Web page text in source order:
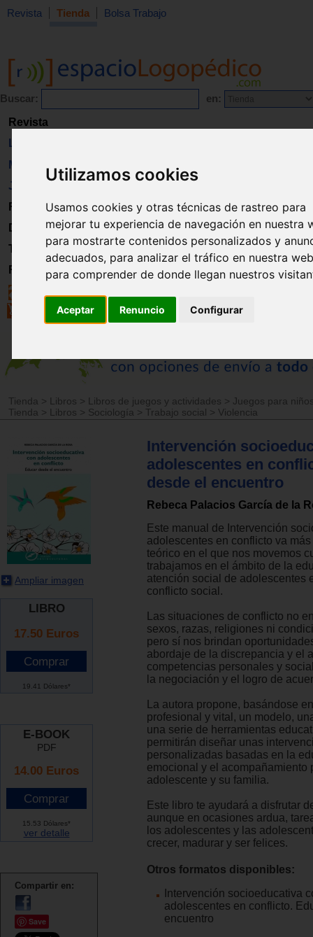
Utilizamos cookies
Usamos cookies y otras técnicas de rastreo para
mejorar tu experiencia de navegación en nuestra
para mostrarte contenidos personalizados y
adecuados, para analizar el tráfico en nuestra
para comprender de donde llegan nuestros
Aceptar Renuncio Configurar
Revista Tienda Bolsa Trabajo
Buscar: en:
Revista
Libros
Material
Juguetes
Formación
Directorio
Trabajo
Registro
Tienda > Libros > Libros de juegos y actividades > Juegos para
Tienda
> Libros > Sociología > Trabajo social > Violencia
Ampliar imagen
LIBRO
17.50 Euros
19.41 Dólares*
E-BOOK
PDF
14.00 Euros
15.53 Dólares*
ver detalle
Compartir en:
Save
Intervención
adolescentes en
desde el encuentro
Rebeca Palacios García de la
Este manual de Intervención
adolescentes en conflicto va
teórico en el que nos movemos
trabajamos en el ámbito de la
atención social de adolescentes
conflicto social.
Las situaciones de conflicto no
sexos, razas, religiones ni
pero sí nos brindan
abordaje de la discrepancia y el
competencias personales y
la negociación y el logro de
La autora propone, basándose
profesional y vital, un modelo,
una serie de herramientas
permitirán diseñar unas
personalizadas basadas en la
emocional y el acompañamiento
adolescente y su familia.
Este libro te ayudará a disfrutar
aunque en ocasiones ardua,
los adolescentes y las
crecer, madurar y ser felices.
Otros formatos disponibles:
Intervención socioeducativa
adolescentes en conflicto.
encuentro